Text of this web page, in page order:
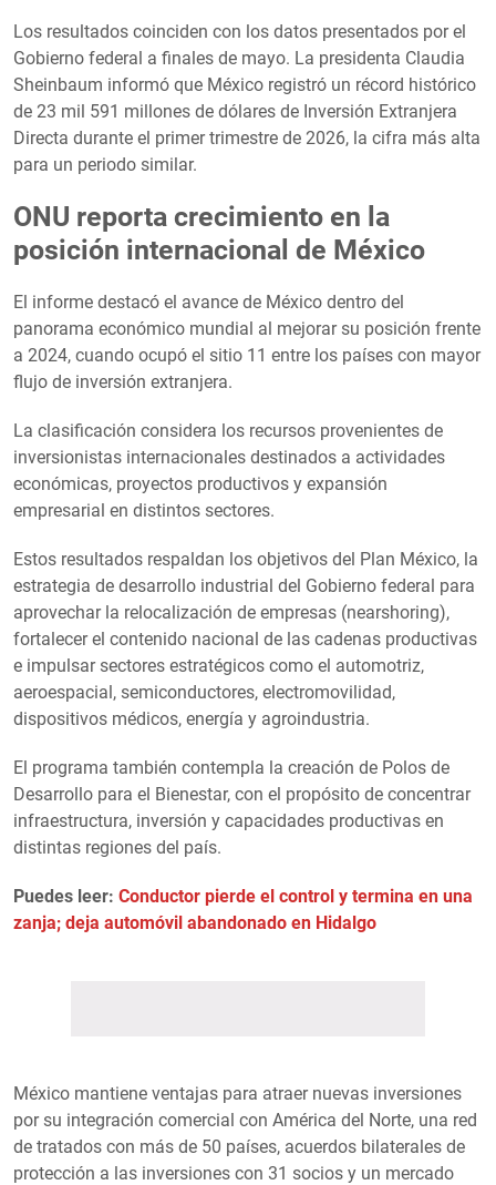
Los resultados coinciden con los datos presentados por el
Gobierno federal a finales de mayo. La presidenta Claudia
Sheinbaum informó que México registró un récord histórico
de 23 mil 591 millones de dólares de Inversión Extranjera
Directa durante el primer trimestre de 2026, la cifra más alta
para un periodo similar.
ONU reporta crecimiento en la
posición internacional de México
El informe destacó el avance de México dentro del
panorama económico mundial al mejorar su posición frente
a 2024, cuando ocupó el sitio 11 entre los países con mayor
flujo de inversión extranjera.
La clasificación considera los recursos provenientes de
inversionistas internacionales destinados a actividades
económicas, proyectos productivos y expansión
empresarial en distintos sectores.
Estos resultados respaldan los objetivos del Plan México, la
estrategia de desarrollo industrial del Gobierno federal para
aprovechar la relocalización de empresas (nearshoring),
fortalecer el contenido nacional de las cadenas productivas
e impulsar sectores estratégicos como el automotriz,
aeroespacial, semiconductores, electromovilidad,
dispositivos médicos, energía y agroindustria.
El programa también contempla la creación de Polos de
Desarrollo para el Bienestar, con el propósito de concentrar
infraestructura, inversión y capacidades productivas en
distintas regiones del país.
Puedes leer: Conductor pierde el control y termina en una
zanja; deja automóvil abandonado en Hidalgo
México mantiene ventajas para atraer nuevas inversiones
por su integración comercial con América del Norte, una red
de tratados con más de 50 países, acuerdos bilaterales de
protección a las inversiones con 31 socios y un mercado